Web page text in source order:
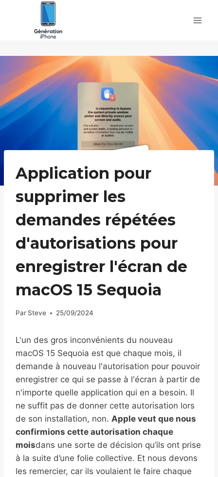
Application pour
supprimer les
demandes répétées
d'autorisations pour
enregistrer l'écran de
macOS 15 Sequoia
Par Steve 25/09/2024
L'un des gros inconvénients du nouveau
macOS 15 Sequoia est que chaque mois, il
demande à nouveau l'autorisation pour pouvoir
enregistrer ce qui se passe à l'écran à partir de
n'importe quelle application qui en a besoin. Il
ne suffit pas de donner cette autorisation lors
de son installation, non. Apple veut que nous
confirmions cette autorisation chaque
moisdans une sorte de décision qu’ils ont prise
à la suite d’une folie collective. Et nous devons
les remercier, car ils voulaient le faire chaque